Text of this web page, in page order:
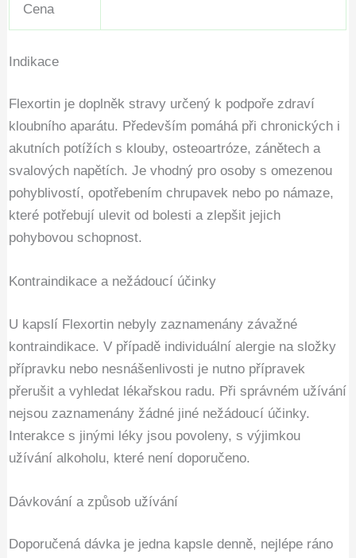
Cena
Indikace
Flexortin je doplněk stravy určený k podpoře zdraví
kloubního aparátu. Především pomáhá při chronických i
akutních potížích s klouby, osteoartróze, zánětech a
svalových napětích. Je vhodný pro osoby s omezenou
pohyblivostí, opotřebením chrupavek nebo po námaze,
které potřebují ulevit od bolesti a zlepšit jejich
pohybovou schopnost.
Kontraindikace a nežádoucí účinky
U kapslí Flexortin nebyly zaznamenány závažné
kontraindikace. V případě individuální alergie na složky
přípravku nebo nesnášenlivosti je nutno přípravek
přerušit a vyhledat lékařskou radu. Při správném užívání
nejsou zaznamenány žádné jiné nežádoucí účinky.
Interakce s jinými léky jsou povoleny, s výjimkou
užívání alkoholu, které není doporučeno.
Dávkování a způsob užívání
Doporučená dávka je jedna kapsle denně, nejlépe ráno